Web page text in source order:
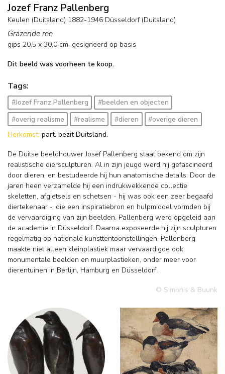
Jozef Franz Pallenberg
Keulen (Duitsland) 1882-1946 Düsseldorf (Duitsland)
Grazende ree
gips 20,5 x 30,0 cm, gesigneerd op basis
Dit beeld was voorheen te koop.
Tags:
#Jozef Franz Pallenberg
#beelden en objecten
#overig realisme
#realisme #dieren
#overige dieren
Herkomst: part. bezit Duitsland.
De Duitse beeldhouwer Josef Pallenberg staat bekend om zijn
realistische diersculpturen. Al in zijn jeugd werd hij gefascineerd
door dieren, en bestudeerde hij hun anatomische details. Door de
jaren heen verzamelde hij een indrukwekkende collectie
skeletten, afgietsels en schetsen - hij was ook een zeer begaafd
diertekenaar -, die een inspiratiebron en hulpmiddel vormden bij
de vervaardiging van zijn beelden. Pallenberg werd opgeleid aan
de academie in Düsseldorf. Daarna exposeerde hij zijn sculpturen
regelmatig op nationale kunsttentoonstellingen. Pallenberg
maakte niet alleen kleinplastiek maar vervaardigde ook
monumentale beelden en muurplastieken, onder meer voor
dierentuinen in Berlijn, Hamburg en Düsseldorf.
© Simonis & Buunk